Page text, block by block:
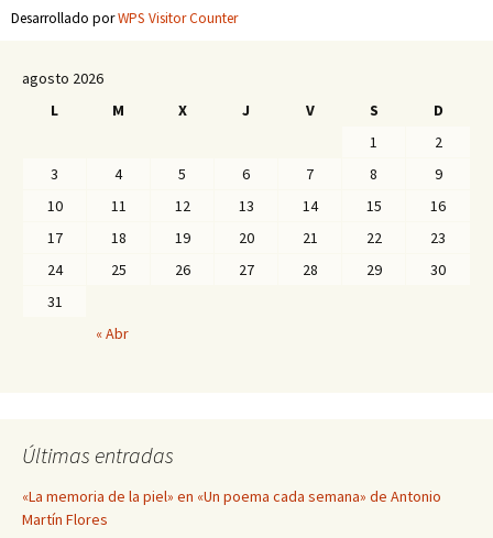
Desarrollado porWPS Visitor Counter
agosto 2026
L
M X J V S
D
1
2
3
4 5 6 7 8
9
10
11 12 13 14 15
16
17
18 19 20 21 22
23
24
25 26 27 28 29
30
31
« Abr
Últimas entradas
«La memoria de la piel» en «Un poema cada semana» de Antonio
Martín Flores